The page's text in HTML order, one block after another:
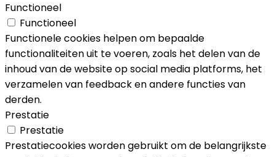
Functioneel
Functioneel
Functionele cookies helpen om bepaalde
functionaliteiten uit te voeren, zoals het delen van de
inhoud van de website op social media platforms, het
verzamelen van feedback en andere functies van
derden.
Prestatie
Prestatie
Prestatiecookies worden gebruikt om de belangrijkste